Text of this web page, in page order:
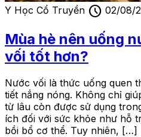
Y Học Cổ Truyền schedule 02/08/
Mùa hè nên uống
vối tốt hơn?
Nước vối là thức uống quen
tiết nắng nóng. Không chỉ
từ lâu còn được sử dụng
ích đối với sức khỏe như hỗ
bồi bổ cơ thể. Tuy nhiên, […]